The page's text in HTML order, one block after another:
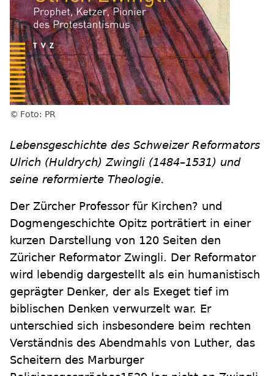
Foto: PR
Lebensgeschichte des Schweizer Reformators
Ulrich (Huldrych) Zwingli (1484–1531) und
seine reformierte Theologie.
Der Zürcher Professor für Kirchen? und
Dogmengeschichte Opitz porträtiert in einer
kurzen Darstellung von 120 Seiten den
Züricher Reformator Zwingli. Der Reformator
wird lebendig dargestellt als ein humanistisch
geprägter Denker, der als Exeget tief im
biblischen Denken verwurzelt war. Er
unterschied sich insbesondere beim rechten
Verständnis des Abendmahls von Luther, das
Scheitern des Marburger